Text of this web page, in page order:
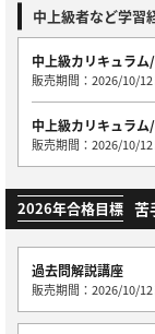
中上級者など学習
中上級カリキュラム
販売期間：2026/10/12
中上級カリキュラム
販売期間：2026/10/12
2026年合格目標 苦
過去問解説講座
販売期間：2026/10/12